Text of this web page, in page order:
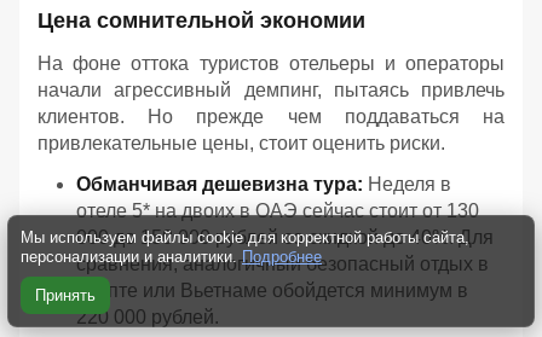
Цена сомнительной экономии
На фоне оттока туристов отельеры и операторы
начали агрессивный демпинг, пытаясь привлечь
клиентов. Но прежде чем поддаваться на
привлекательные цены, стоит оценить риски.
Обманчивая дешевизна тура: Неделя в
отеле 5* на двоих в ОАЭ сейчас стоит от 130
000 до 150 000 рублей со скидкой до 40%. Для
сравнения, аналогичный безопасный отдых в
Египте или Вьетнаме обойдется минимум в
220 000 рублей.
Мы используем файлы cookie для корректной работы сайта,
персонализации и аналитики. Подробнее
Принять